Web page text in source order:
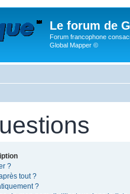
Le forum de
Forum francophone
Global Mapper ©
?
tout ?
?